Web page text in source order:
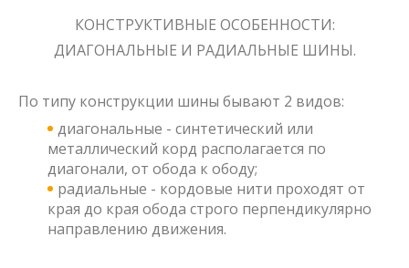
КОНСТРУКТИВНЫЕ ОСОБЕННОСТИ:
ДИАГОНАЛЬНЫЕ И РАДИАЛЬНЫЕ ШИНЫ.
По типу конструкции шины бывают 2 видов:
диагональные - синтетический или
металлический корд располагается по
диагонали, от обода к ободу;
радиальные - кордовые нити проходят от
края до края обода строго перпендикулярно
направлению движения.